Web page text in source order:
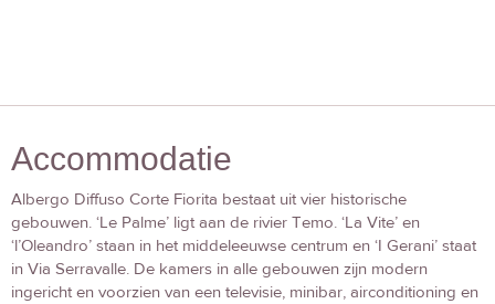
Accommodatie
Albergo Diffuso Corte Fiorita bestaat uit vier historische
gebouwen. ‘Le Palme’ ligt aan de rivier Temo. ‘La Vite’ en
‘l’Oleandro’ staan in het middeleeuwse centrum en ‘I Gerani’ staat
in Via Serravalle. De kamers in alle gebouwen zijn modern
ingericht en voorzien van een televisie, minibar, airconditioning en